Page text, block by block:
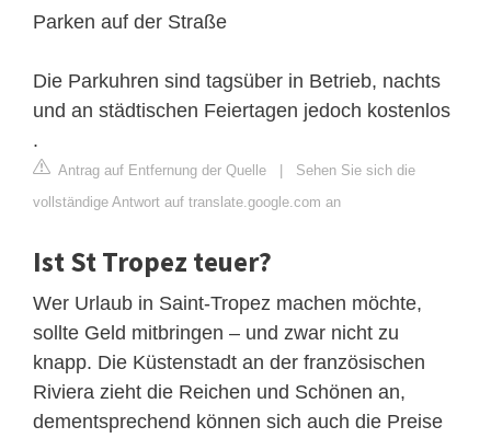
Parken auf der Straße
Die Parkuhren sind tagsüber in Betrieb, nachts
und an städtischen Feiertagen jedoch kostenlos
.
Antrag auf Entfernung der Quelle
Sehen Sie sich die
vollständige Antwort auf translate.google.com an
Ist St Tropez teuer?
Wer Urlaub in Saint-Tropez machen möchte,
sollte Geld mitbringen – und zwar nicht zu
knapp. Die Küstenstadt an der französischen
Riviera zieht die Reichen und Schönen an,
dementsprechend können sich auch die Preise